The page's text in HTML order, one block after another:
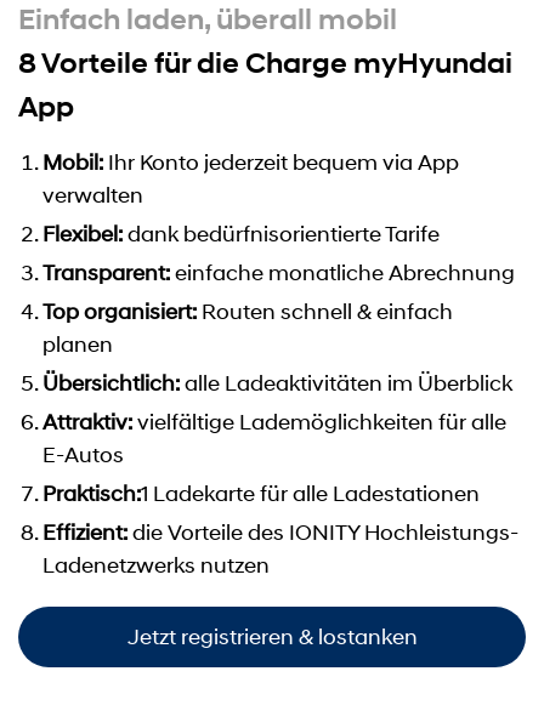
Einfach laden, überall mobil
8 Vorteile für die Charge myHyundai
App
Mobil: Ihr Konto jederzeit bequem via App
verwalten
Flexibel:dank bedürfnisorientierte Tarife
Transparent:einfache monatliche Abrechnung
Top organisiert: Routen schnell & einfach
planen
Übersichtlich:alle Ladeaktivitäten im Überblick
Attraktiv:vielfältige Lademöglichkeiten für alle
E-Autos
Praktisch:1 Ladekarte für alle Ladestationen
Effizient:die Vorteile des IONITY Hochleistungs-
Ladenetzwerks nutzen
Jetzt registrieren & lostanken